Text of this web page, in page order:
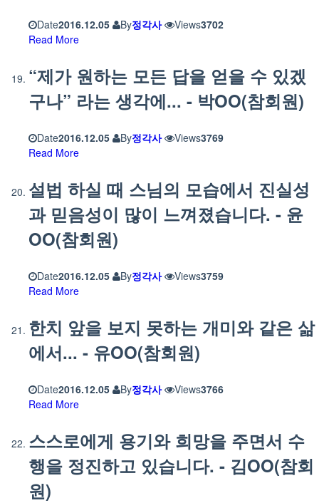
Date2016.12.05 By정각사 Views3702
Read More
“제가 원하는 모든 답을 얻을 수 있겠
구나” 라는 생각에... - 박OO(참회원)
Date2016.12.05 By정각사 Views3769
Read More
설법 하실 때 스님의 모습에서 진실성
과 믿음성이 많이 느껴졌습니다. - 윤
OO(참회원)
Date2016.12.05 By정각사 Views3759
Read More
한치 앞을 보지 못하는 개미와 같은 삶
에서... - 유OO(참회원)
Date2016.12.05 By정각사 Views3766
Read More
스스로에게 용기와 희망을 주면서 수
행을 정진하고 있습니다. - 김OO(참회
원)